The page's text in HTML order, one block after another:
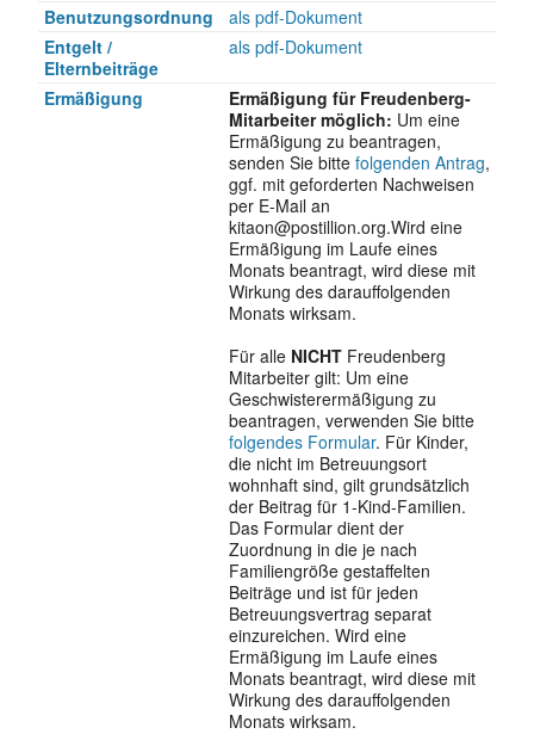
Benutzungs­ordnung
als pdf-Dokument
Entgelt /
Elternbeiträge
als pdf-Dokument
Ermäßigung
Ermäßigung für Freudenberg-
Mitarbeiter möglich: Um eine
Ermäßigung zu beantragen,
senden Sie bitte folgenden Antrag,
ggf. mit geforderten Nachweisen
per E-Mail an
kitaon@postillion.org.Wird eine
Ermäßigung im Laufe eines
Monats beantragt, wird diese mit
Wirkung des darauffolgenden
Monats wirksam.
Für alle NICHTFreudenberg
Mitarbeiter gilt: Um eine
Geschwisterermäßigung zu
beantragen, verwenden Sie bitte
folgendes Formular. Für Kinder,
die nicht im Betreuungsort
wohnhaft sind, gilt grundsätzlich
der Beitrag für 1-Kind-Familien.
Das Formular dient der
Zuordnung in die je nach
Familiengröße gestaffelten
Beiträge und ist für jeden
Betreuungsvertrag separat
einzureichen. Wird eine
Ermäßigung im Laufe eines
Monats beantragt, wird diese mit
Wirkung des darauffolgenden
Monats wirksam.